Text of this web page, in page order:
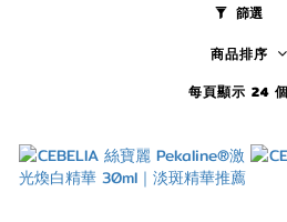
篩選
商品排序
每頁顯示 24 個